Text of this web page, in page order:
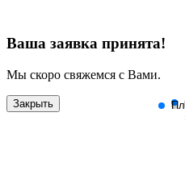
Ваша заявка принята!
Мы скоро свяжемся с Вами.
Закрыть